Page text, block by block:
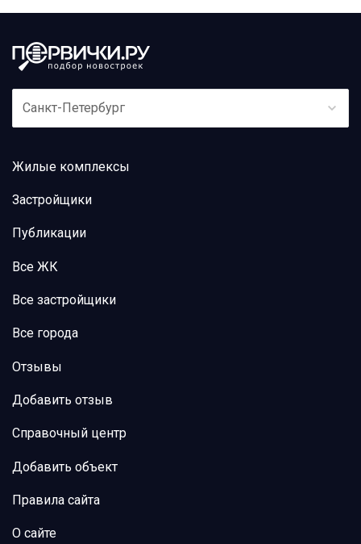
Санкт-Петербург
Жилые комплексы
Застройщики
Публикации
Все ЖК
Все застройщики
Все города
Отзывы
Добавить отзыв
Справочный центр
Добавить объект
Правила сайта
О сайте